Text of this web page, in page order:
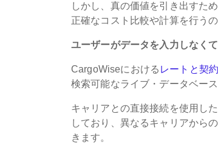
しかし、真の価値を引き出すた
正確なコスト比較や計算を行う
ユーザーがデータを入力しなく
CargoWiseにおける レートと契約
検索可能なライブ・データベー
キャリアとの直接接続を使用し
しており、異なるキャリアから
きます。